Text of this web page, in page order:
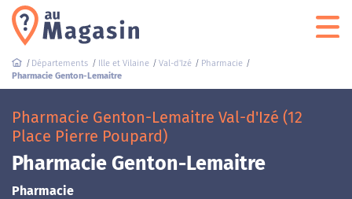
Départements Ille et Vilaine Val-d'Izé
Pharmacie
Pharmacie Genton-Lemaitre
Pharmacie Genton-Lemaitre Val-d'Izé (12
Place Pierre Poupard)
Pharmacie Genton-Lemaitre
Pharmacie